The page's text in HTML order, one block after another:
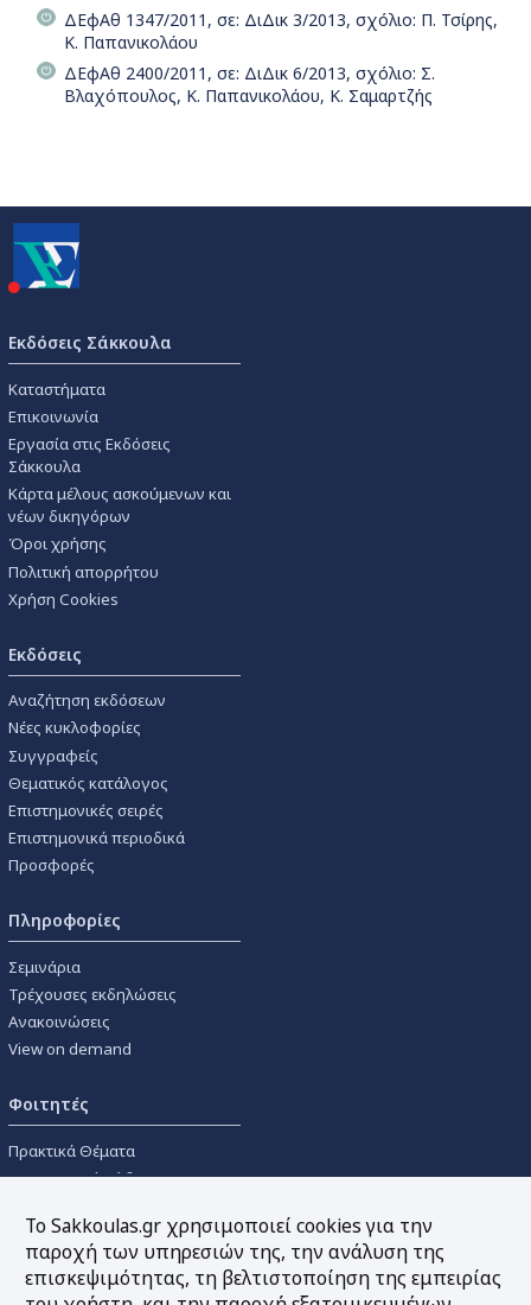
ΔΕφΑθ 1347/2011, σε: ΔιΔικ 3/2013, σχόλιο: Π. Τσίρης,
Κ. Παπανικολάου
ΔΕφΑθ 2400/2011, σε: ΔιΔικ 6/2013, σχόλιο: Σ.
Βλαχόπουλος, Κ. Παπανικολάου, Κ. Σαμαρτζής
Εκδόσεις Σάκκουλα
Καταστήματα
Επικοινωνία
Εργασία στις Εκδόσεις
Σάκκουλα
Κάρτα μέλους ασκούμενων και
νέων δικηγόρων
Όροι χρήσης
Πολιτική απορρήτου
Χρήση Cookies
Εκδόσεις
Αναζήτηση εκδόσεων
Νέες κυκλοφορίες
Συγγραφείς
Θεματικός κατάλογος
Επιστημονικές σειρές
Επιστημονικά περιοδικά
Προσφορές
Πληροφορίες
Σεμινάρια
Τρέχουσες εκδηλώσεις
Ανακοινώσεις
View on demand
Φοιτητές
Πρακτικά Θέματα
Οικονομικοί Κώδικες
Συγγραμμάτων
Εργαλεία
Το Sakkoulas.gr χρησιμοποιεί cookies για την
παροχή των υπηρεσιών της, την ανάλυση της
επισκεψιμότητας, τη βελτιστοποίηση της εμπειρίας